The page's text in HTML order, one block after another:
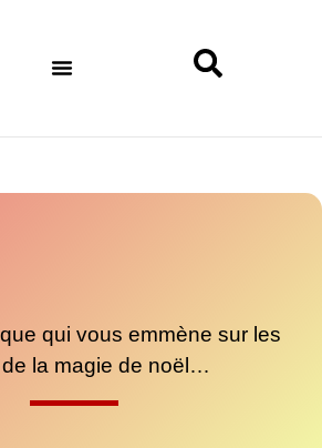
qui vous emmène sur les
la magie de noël…